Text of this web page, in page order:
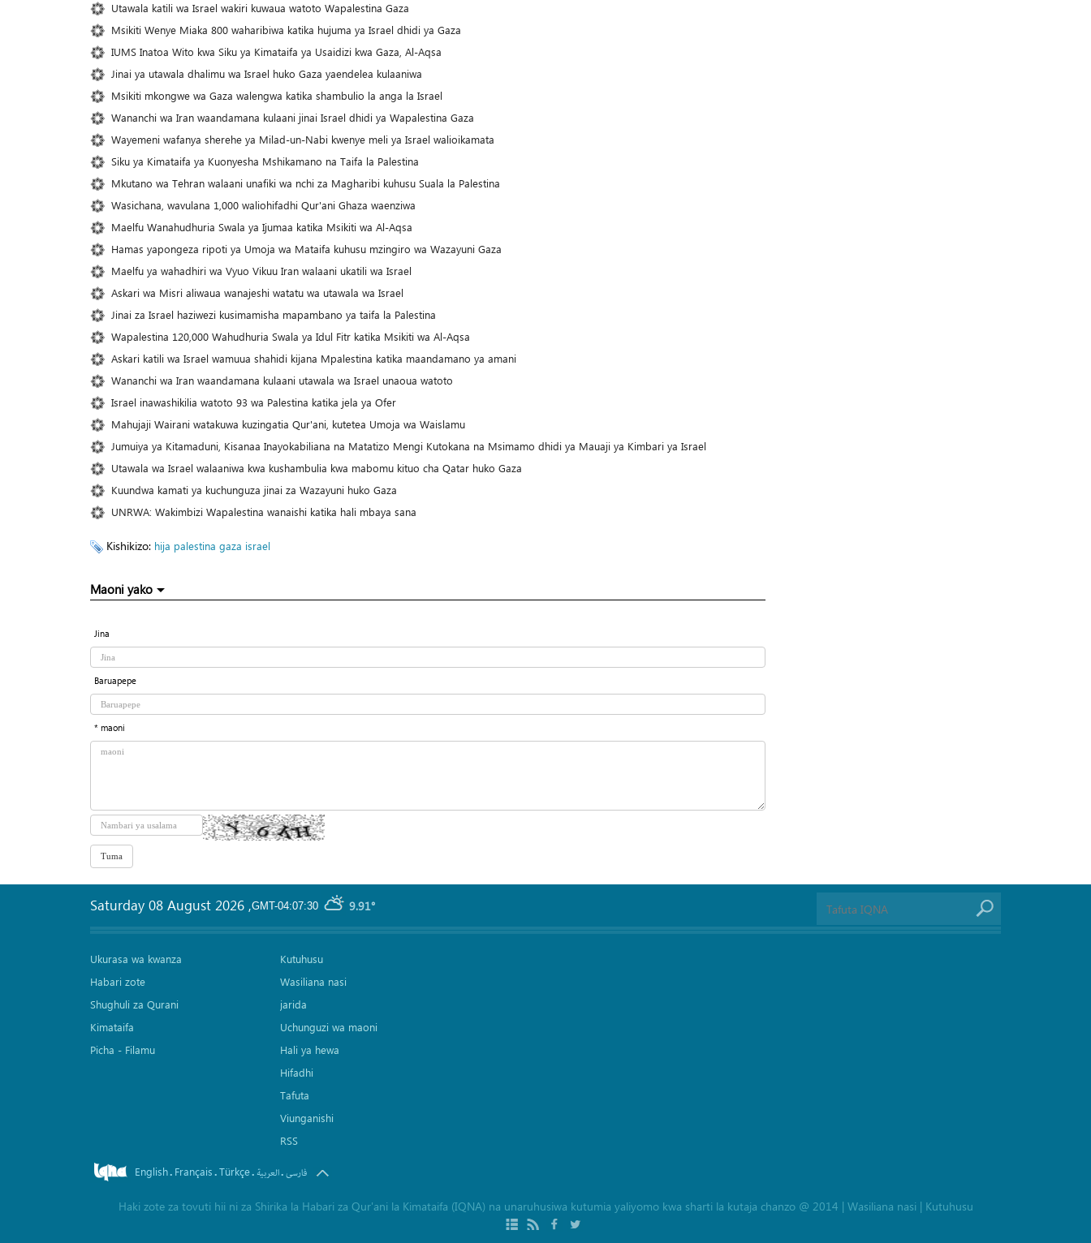
Utawala katili wa Israel wakiri kuwaua watoto Wapalestina Gaza
Msikiti Wenye Miaka 800 waharibiwa katika hujuma ya Israel dhidi ya Gaza
IUMS Inatoa Wito kwa Siku ya Kimataifa ya Usaidizi kwa Gaza, Al-Aqsa
Jinai ya utawala dhalimu wa Israel huko Gaza yaendelea kulaaniwa
Msikiti mkongwe wa Gaza walengwa katika shambulio la anga la Israel
Wananchi wa Iran waandamana kulaani jinai Israel dhidi ya Wapalestina Gaza
Wayemeni wafanya sherehe ya Milad-un-Nabi kwenye meli ya Israel walioikamata
Siku ya Kimataifa ya Kuonyesha Mshikamano na Taifa la Palestina
Mkutano wa Tehran walaani unafiki wa nchi za Magharibi kuhusu Suala la Palestina
Wasichana, wavulana 1,000 waliohifadhi Qur'ani Ghaza waenziwa
Maelfu Wanahudhuria Swala ya Ijumaa katika Msikiti wa Al-Aqsa
Hamas yapongeza ripoti ya Umoja wa Mataifa kuhusu mzingiro wa Wazayuni Gaza
Maelfu ya wahadhiri wa Vyuo Vikuu Iran walaani ukatili wa Israel
Askari wa Misri aliwaua wanajeshi watatu wa utawala wa Israel
Jinai za Israel haziwezi kusimamisha mapambano ya taifa la Palestina
Wapalestina 120,000 Wahudhuria Swala ya Idul Fitr katika Msikiti wa Al-Aqsa
Askari katili wa Israel wamuua shahidi kijana Mpalestina katika maandamano ya amani
Wananchi wa Iran waandamana kulaani utawala wa Israel unaoua watoto
Israel inawashikilia watoto 93 wa Palestina katika jela ya Ofer
Mahujaji Wairani watakuwa kuzingatia Qur'ani, kutetea Umoja wa Waislamu
Jumuiya ya Kitamaduni, Kisanaa Inayokabiliana na Matatizo Mengi Kutokana na Msimamo dhidi ya Mauaji ya Kimbari ya Israel
Utawala wa Israel walaaniwa kwa kushambulia kwa mabomu kituo cha Qatar huko Gaza
Kuundwa kamati ya kuchunguza jinai za Wazayuni huko Gaza
UNRWA: Wakimbizi Wapalestina wanaishi katika hali mbaya sana
Kishikizo: hija palestina gaza israel
Maoni yako
Jina
Baruapepe
* maoni
GMT-04:07:30 9.91°
Saturday 08 August 2026 ,
Ukurasa wa kwanza
Habari zote
Shughuli za Qurani
Kimataifa
Picha‎ - Filamu‎
Kutuhusu
Wasiliana nasi
jarida
Uchunguzi wa maoni
Hali ya hewa
Hifadhi
Tafuta
Viunganishi
RSS
English. Français.Türkçe. العربیة.فارسی
Haki zote za tovuti hii ni za Shirika la Habari za Qur'ani la Kimataifa (IQNA) na unaruhusiwa kutumia yaliyomo kwa sharti la kutaja chanzo @ 2014 | Wasiliana nasi | Kutuhusu